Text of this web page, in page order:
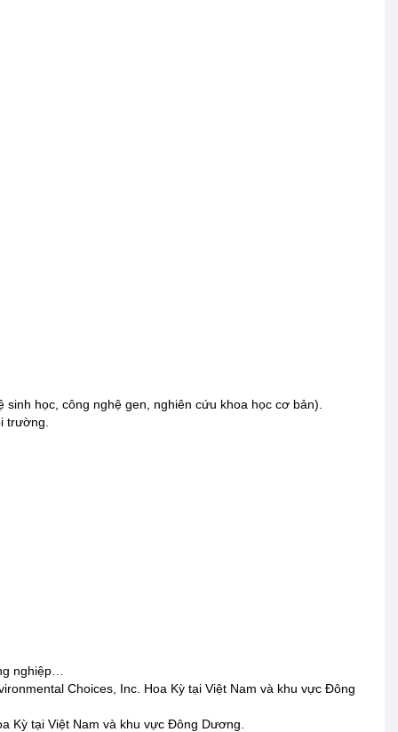
học, công nghệ gen, nghiên cứu khoa học cơ bản).
trường.
nghiệp…
Choices, Inc. Hoa Kỳ tại Việt Nam và khu vực Đông
Kỳ tại Việt Nam và khu vực Đông Dương.